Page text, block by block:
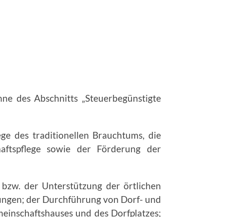
des Abschnitts „Steuerbegünstigte
des traditionellen Brauchtums, die
sowie der Förderung der
der Unterstützung der örtlichen
der Durchführung von Dorf- und
und des Dorfplatzes;